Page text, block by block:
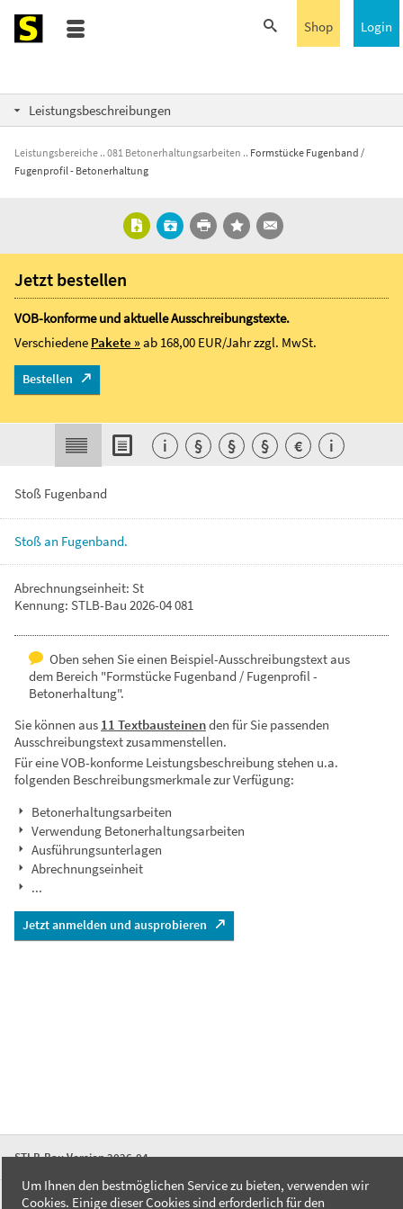
Login
Shop
Leistungsbeschreibungen
Leistungsbereiche 081 Betonerhaltungsarbeiten
Formstücke Fugenband /
Fugenprofil - Betonerhaltung
Stoß Fugenband
Stoßan Fugenband.
Abrechnungseinheit: St
Kennung: STLB-Bau 2026-04 081
Oben sehen Sie einen Beispiel-Ausschreibungstext aus
dem Bereich "Formstücke Fugenband / Fugenprofil -
Betonerhaltung".
Sie können aus 11 Textbausteinenden für Sie passenden
Ausschreibungstext zusammenstellen.
Für eine VOB-konforme Leistungsbeschreibung stehen u.a.
folgenden Beschreibungsmerkmale zur Verfügung:
Betonerhaltungsarbeiten
Verwendung Betonerhaltungsarbeiten
Ausführungsunterlagen
Abrechnungseinheit
...
Jetzt anmelden und ausprobieren
Jetzt bestellen
VOB-konforme und aktuelle Ausschreibungstexte.
Verschiedene Pakete »ab 168,00 EUR/Jahrzzgl. MwSt.
Bestellen
i § § § € i
STLB-Bau Version 2026-04
FAQ
Um Ihnen den bestmöglichen Service zu bieten, verwenden wir
Cookies. Einige dieser Cookies sind erforderlich für den